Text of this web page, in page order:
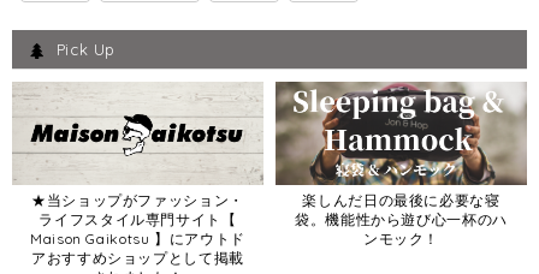
Pick Up
★当ショップがファッション・
ライフスタイル専門サイト【
Maison Gaikotsu 】にアウトド
アおすすめショップとして掲載
楽しんだ日の最後に必要な寝
袋。機能性から遊び心一杯のハ
ンモック！